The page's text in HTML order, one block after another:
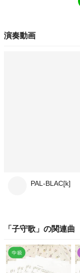
演奏動画
PAL-BLAC[k]
「 子守歌 」の関連曲